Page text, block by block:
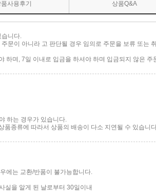
사용후기 상품Q&A
니다.
문이 아니라 고 판단될 경우 임의로 주문을 보류 또는
하며, 7일 이내로 입금을 하셔야 하며 입금되지 않은 주
하는 경우가 있습니다.
종류에 따라서 상품의 배송이 다소 지연될 수 있습니
에는 교환/반품이 불가능합니다.
실을 알게 된 날로부터 30일이내